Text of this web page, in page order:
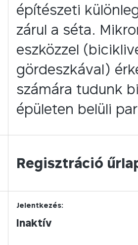
építészeti
zárul a séta.
eszközzel
gördeszkával)
számára tudunk
épületen belüli
Regisztráció
Jelentkezés:
Inaktív